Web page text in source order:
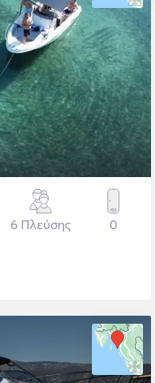
6 Πλεύσης 0